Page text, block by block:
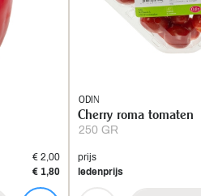
€ 2,00
€ 1,80
ODIN
250 GR
Cherry roma tomaten
prijs
ledenprijs